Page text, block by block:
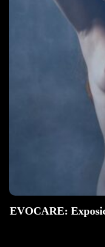
EVOCARE: